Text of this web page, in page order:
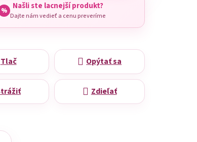
% Našli ste lacnejší produkt?
Dajte nám vedieť a cenu preveríme
Tlač Opýtať sa
Zdieľať